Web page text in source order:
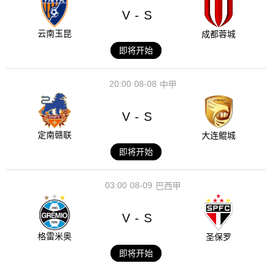
云南玉昆
V - S
成都蓉城
即将开始
08-08
20:00 中甲
定南赣联
V - S
大连鲲城
即将开始
08-09
03:00 巴西甲
格雷米奥
V - S
圣保罗
即将开始